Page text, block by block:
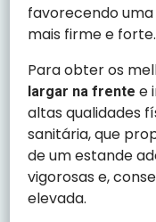
favorecendo
mais firme e forte.
Para obter os
largar na frente e
altas qualidades
sanitária, que
de um estande
vigorosas e,
elevada.